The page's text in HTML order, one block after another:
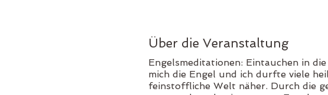
Über die Veranstaltung
Engelsmeditationen: Eintauchen in
mich die Engel und ich durfte viele
feinstoffliche Welt näher. Durch die